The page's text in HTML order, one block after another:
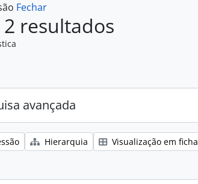
Fechar
resultados
avançada
Hierarquia Visualização em ficha